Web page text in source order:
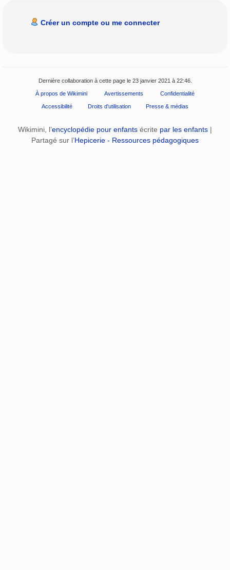
Créer un compte ou me connecter
Dernière collaboration à cette page le 23 janvier 2021 à 22:46.
À propos de Wikimini Avertissements Confidentialité
Accessibilité Droits d'utilisation Presse & médias
Wikimini, l’encyclopédie pour enfants écrite par les enfants |
Partagé sur l’Hepicerie - Ressources pédagogiques